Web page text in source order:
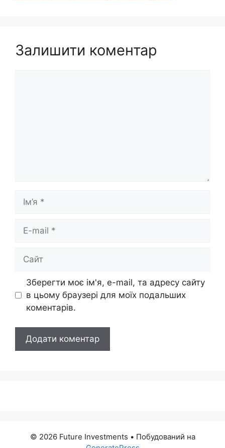
Залишити коментар
Ім’я
Сайт
Зберегти моє ім'я, e-mail, та адресу сайту
в цьому браузері для моїх подальших
коментарів.
© 2026 Future Investments • Побудований на